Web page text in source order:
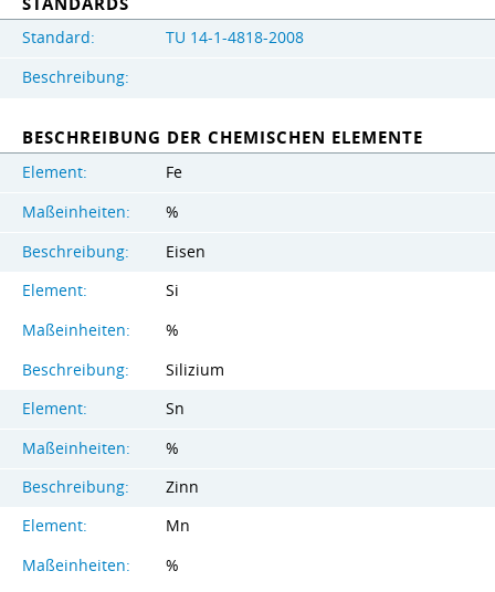
Standard:
TU 14-1-4818-2008
Beschreibung:
BESCHREIBUNG DER CHEMISCHEN ELEMENTE
Element:
Fe
Maßeinheiten:
%
Beschreibung:
Eisen
Element:
Si
Maßeinheiten:
%
Beschreibung:
Silizium
Element:
Sn
Maßeinheiten:
%
Beschreibung:
Zinn
Element:
Mn
Maßeinheiten:
%